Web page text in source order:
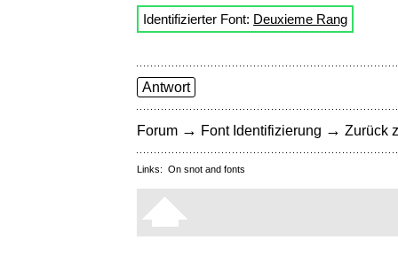
Identifizierter Font: Deuxieme Rang
Antwort
Forum → Font Identifizierung → Zurück
Links: On snot and fonts